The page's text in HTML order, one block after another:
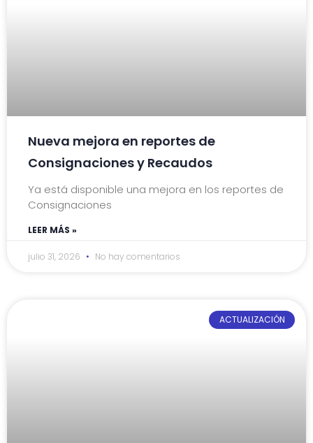
Nueva mejora en reportes de
Consignaciones y Recaudos
Ya está disponible una mejora en los reportes de
Consignaciones
LEER MÁS »
julio 31, 2026 No hay comentarios
ACTUALIZACIÓN